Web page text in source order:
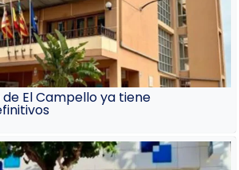
El Campello ya tiene